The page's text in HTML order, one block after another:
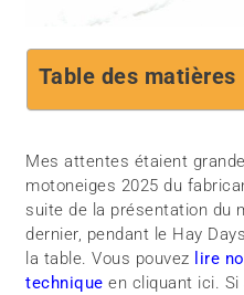
Table des matières
Mes attentes étaient
motoneiges 2025 du
suite de la présentation du
dernier, pendant le Hay
la table. Vous pouvez
lire
technique en cliquant ici.